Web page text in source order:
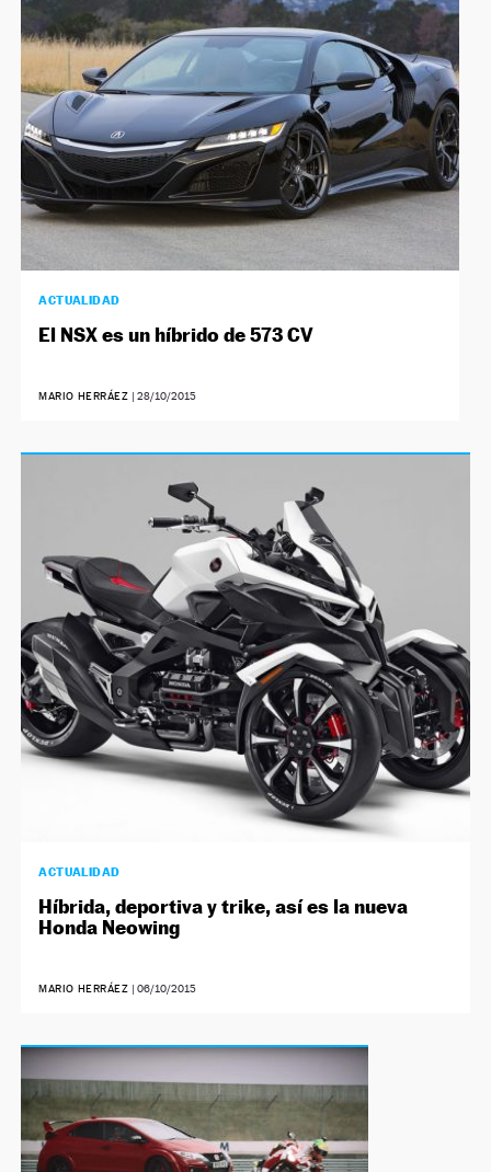
NEWSLETTER
SÍGUENOS
ACTUALIDAD
El NSX es un híbrido de 573 CV
MARIO HERRÁEZ | 28/10/2015
ACTUALIDAD
Híbrida, deportiva y trike, así es la nueva
Honda Neowing
MARIO HERRÁEZ | 06/10/2015